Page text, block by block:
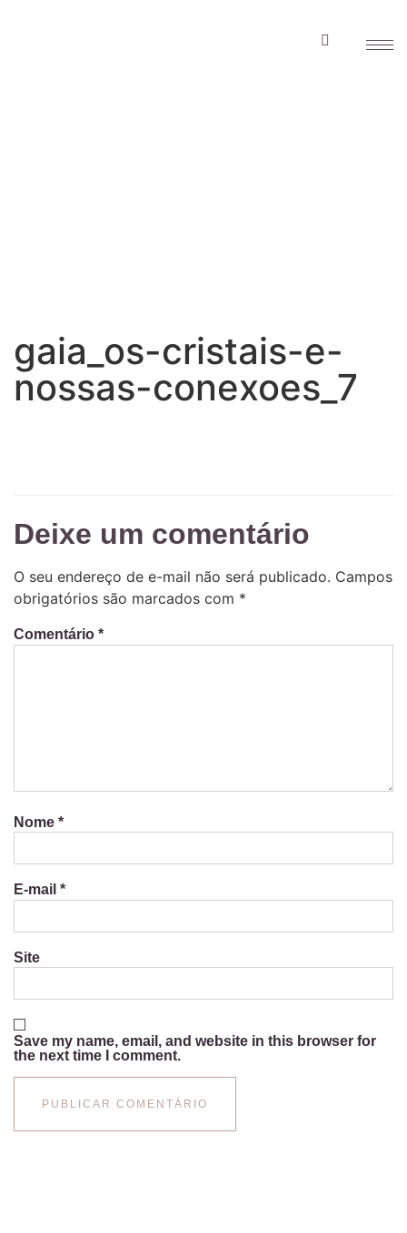
gaia_os-cristais-e-
nossas-conexoes_7
Deixe um comentário
O seu endereço de e-mail não será publicado. Campos
obrigatórios são marcados com *
Comentário *
Nome *
E-mail *
Site
Save my name, email, and website in this browser for
the next time I comment.